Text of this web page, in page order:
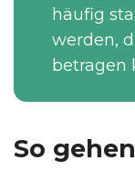
häufig
werden,
betragen
So